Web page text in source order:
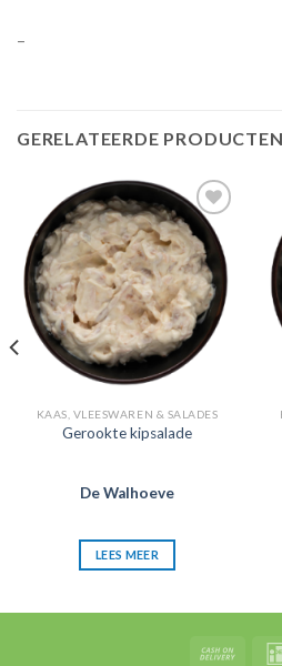
–
GERELATEERDE PRODUCTEN
KAAS, VLEESWAREN & SALADES
Gerookte kipsalade
De Walhoeve
LEES MEER